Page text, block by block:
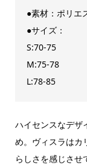
●素材：ポリエ
●サイズ：
S:70-75
M:75-78
L:78-85
ハイセンスなデザ
め。ヴィスラはカ
らしさを感じさせ